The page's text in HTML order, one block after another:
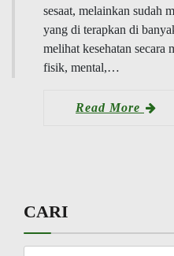
sesaat, melainkan sudah
yang di terapkan di
melihat kesehatan secara
fisik, mental,…
Read More
CARI